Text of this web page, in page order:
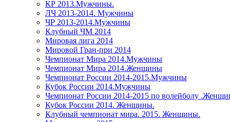
КР 2013.Мужчины.
ЛЧ 2013-2014. Мужчины
ЧР 2013-2014.Мужчины
Клубный ЧМ 2014
Мировая лига 2014
Мировой Гран-при 2014
Чемпионат Мира 2014.Мужчины
Чемпионат Мира 2014.Женщины
Чемпионат России 2014-2015.Мужчины
Кубок России 2014.Мужчины
Чемпионат России 2014-2015 по волейболу
Кубок России 2014. Женщины.
Клубный чемпионат мира. 2015. Женщины.